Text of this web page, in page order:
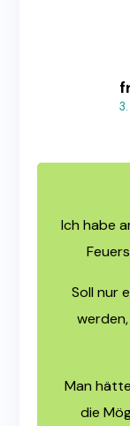
Ich habe
Soll nur
Man
die